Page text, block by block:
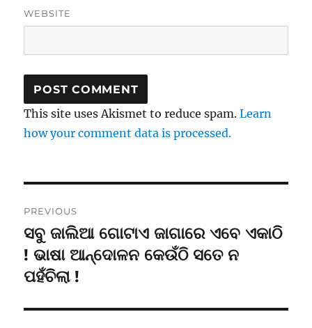
WEBSITE
This site uses Akismet to reduce spam.Learn
how your comment data is processed.
navigation
PREVIOUS
Previous
post:
ସବୁ ଜାଲିଆ ଗୋଟାଏ ଜାଗାରେ ଏବେ ଏକାଠି
! ଭାଷା ଆନ୍ଦୋଳନ କେଉଁଠି ସତେ ନ
ପହଁଚିଲା !